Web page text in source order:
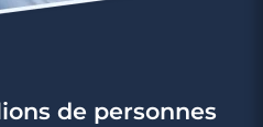
de personnes